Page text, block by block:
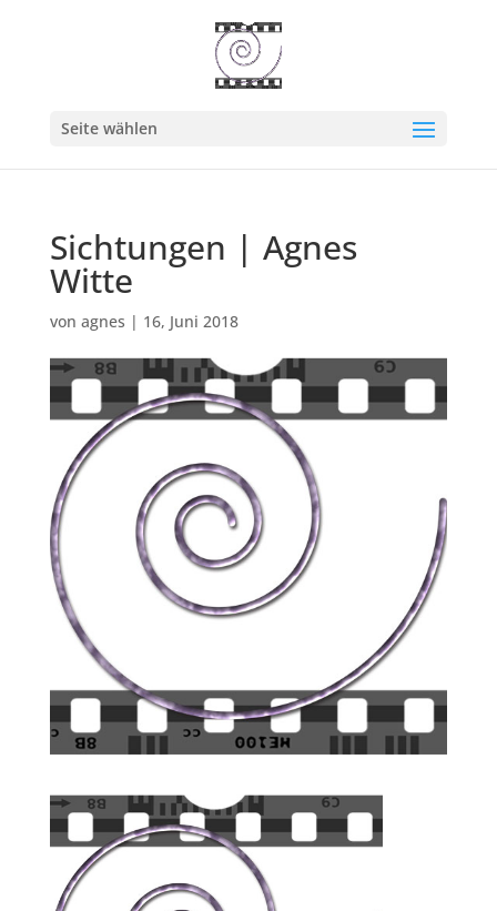
Seite wählen
Sichtungen | Agnes
Witte
von agnes | 16, Juni 2018